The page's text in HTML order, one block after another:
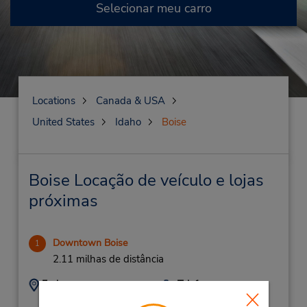
Selecionar meu carro
Locations
Canada & USA
United States
Idaho Boise
Boise Locação de veículo e lojas
próximas
1 Downtown Boise
2.11 milhas de distância
Endereço:
Telefone: